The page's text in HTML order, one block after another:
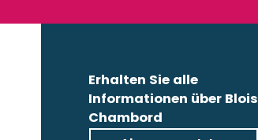
Erhalten Sie alle
Informationen über Blois
Chambord